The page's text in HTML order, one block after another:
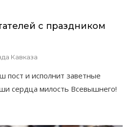
с праздником
Кавказа
пост и исполнит заветные
сердца милость Всевышнего!